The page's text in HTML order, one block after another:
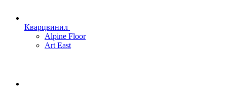
Кварцвинил
Alpine Floor
Art East